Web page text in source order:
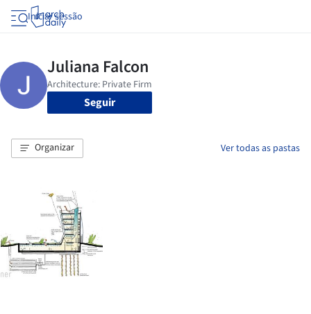
Iniciar sessão
Seguir
Organizar Ver todas as pastas